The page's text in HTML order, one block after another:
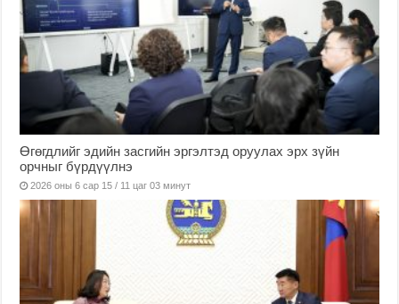
Өгөгдлийг эдийн засгийн эргэлтэд оруулах эрх зүйн
орчныг бүрдүүлнэ
2026 оны 6 сар 15 / 11 цаг 03 минут